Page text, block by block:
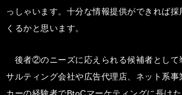
っしゃいます。十分な情報提供ができれば
くるかと思います。
後者②のニーズに応えられる候補者として
サルティング会社や広告代理店、ネット系事
カーの経験者でBtoCマーケティングに長け